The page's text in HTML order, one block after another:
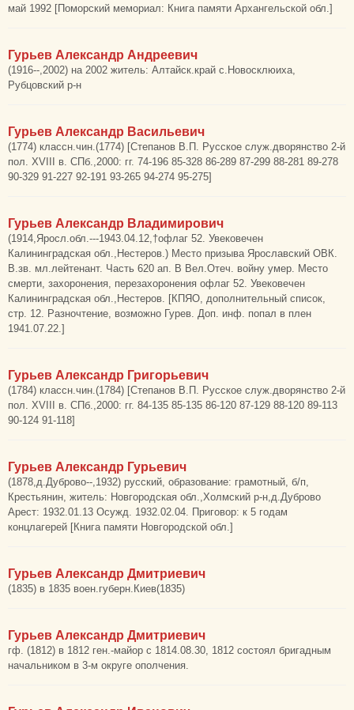
май 1992 [Поморский мемориал: Книга памяти Архангельской обл.]
Гурьев Александр Андреевич
(1916--,2002) на 2002 житель: Алтайск.край с.Новосклюиха,
Рубцовский р-н
Гурьев Александр Васильевич
(1774) классн.чин.(1774) [Степанов В.П. Русское служ.дворянство 2-й
пол. XVIII в. СПб.,2000: гг. 74-196 85-328 86-289 87-299 88-281 89-278
90-329 91-227 92-191 93-265 94-274 95-275]
Гурьев Александр Владимирович
(1914,Яросл.обл.---1943.04.12,†офлаг 52. Увековечен
Калининградская обл.,Нестеров.) Место призыва Ярославский ОВК.
В.зв. мл.лейтенант. Часть 620 ап. В Вел.Отеч. войну умер. Место
смерти, захоронения, перезахоронения офлаг 52. Увековечен
Калининградская обл.,Нестеров. [КПЯО, дополнительный список,
стр. 12. Разночтение, возможно Гурев. Доп. инф. попал в плен
1941.07.22.]
Гурьев Александр Григорьевич
(1784) классн.чин.(1784) [Степанов В.П. Русское служ.дворянство 2-й
пол. XVIII в. СПб.,2000: гг. 84-135 85-135 86-120 87-129 88-120 89-113
90-124 91-118]
Гурьев Александр Гурьевич
(1878,д.Дуброво--,1932) русский, образование: грамотный, б/п,
Крестьянин, житель: Новгородская обл.,Холмский р-н,д.Дуброво
Арест: 1932.01.13 Осужд. 1932.02.04. Приговор: к 5 годам
концлагерей [Книга памяти Новгородской обл.]
Гурьев Александр Дмитриевич
(1835) в 1835 воен.губерн.Киев(1835)
Гурьев Александр Дмитриевич
гф. (1812) в 1812 ген.-майор с 1814.08.30, 1812 состоял бригадным
начальником в 3-м округе ополчения.